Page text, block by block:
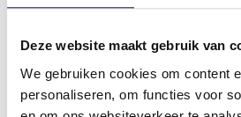
Deze website maakt gebruik van
We gebruiken cookies om content
personaliseren, om functies voor
slag!
Deel dit artikel:
Deel Deel Deel Deel Deel Deel
Deel